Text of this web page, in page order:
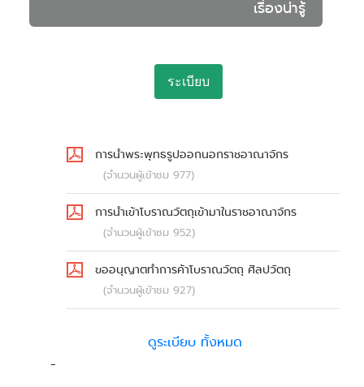
เรื่องน่ารู้
ระเบียบ
การนำพระพุทธรูปออกนอกราชอาณาจักร
(จำนวนผู้เข้าชม 977)
การนำเข้าโบราณวัตถุเข้ามาในราชอาณาจักร
(จำนวนผู้เข้าชม 952)
ขออนุญาตทำการค้าโบราณวัตถุ ศิลปวัตถุ
(จำนวนผู้เข้าชม 927)
ดูระเบียบ ทั้งหมด
-